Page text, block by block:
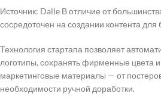
Источник: Dalle В отличие от
сосредоточен на создании контента для
Технология стартапа позволяет
логотипы, сохранять фирменные цвета и
маркетинговые материалы — от
необходимости ручной доработки.